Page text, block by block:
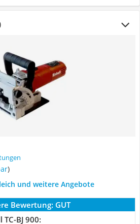
)
und weitere Angebote
Bewertung: GUT
BJ 900: